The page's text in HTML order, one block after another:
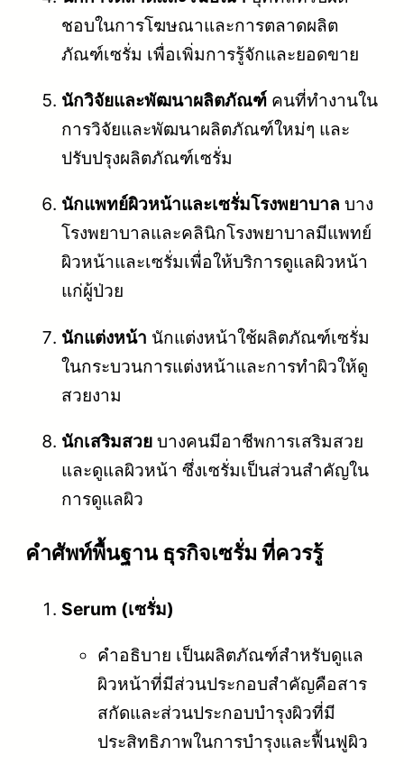
ชอบในการโฆษณาและการตลาดผลิต
ภัณฑ์เซรั่ม เพื่อเพิ่มการรู้จักและยอดขาย
นักวิจัยและพัฒนาผลิตภัณฑ์ คนที่ทำงานใน
การวิจัยและพัฒนาผลิตภัณฑ์ใหม่ๆ และ
ปรับปรุงผลิตภัณฑ์เซรั่ม
นักแพทย์ผิวหน้าและเซรั่มโรงพยาบาล บาง
โรงพยาบาลและคลินิกโรงพยาบาลมีแพทย์
ผิวหน้าและเซรั่มเพื่อให้บริการดูแลผิวหน้า
แก่ผู้ป่วย
นักแต่งหน้า นักแต่งหน้าใช้ผลิตภัณฑ์เซรั่ม
ในกระบวนการแต่งหน้าและการทำผิวให้ดู
สวยงาม
นักเสริมสวย บางคนมีอาชีพการเสริมสวย
และดูแลผิวหน้า ซึ่งเซรั่มเป็นส่วนสำคัญใน
การดูแลผิว
คําศัพท์พื้นฐาน ธุรกิจเซรั่ม ที่ควรรู้
Serum (เซรั่ม)
คำอธิบาย เป็นผลิตภัณฑ์สำหรับดูแล
ผิวหน้าที่มีส่วนประกอบสำคัญคือสาร
สกัดและส่วนประกอบบำรุงผิวที่มี
ประสิทธิภาพในการบำรุงและฟื้นฟูผิว